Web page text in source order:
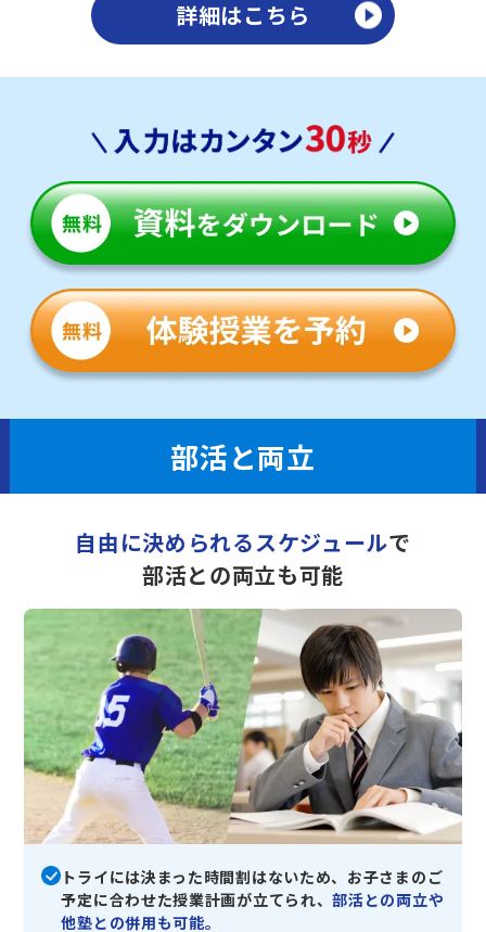
詳細はこちら
部活と両立
自由に決められるスケジュールで
部活との両立も可能
トライには決まった時間割はないため、お子さまのご
予定に合わせた授業計画が立てられ、部活との両立や
他塾との併用も可能。